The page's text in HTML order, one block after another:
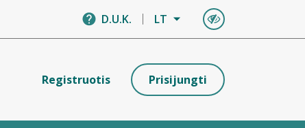
D.U.K. LT
Registruotis Prisijungti